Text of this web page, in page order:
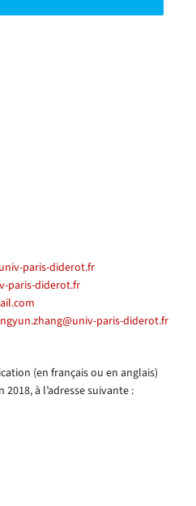
paris-diderot.fr
paris-diderot.fr
paris-diderot.fr
(en français ou en anglais)
à l’adresse suivante :